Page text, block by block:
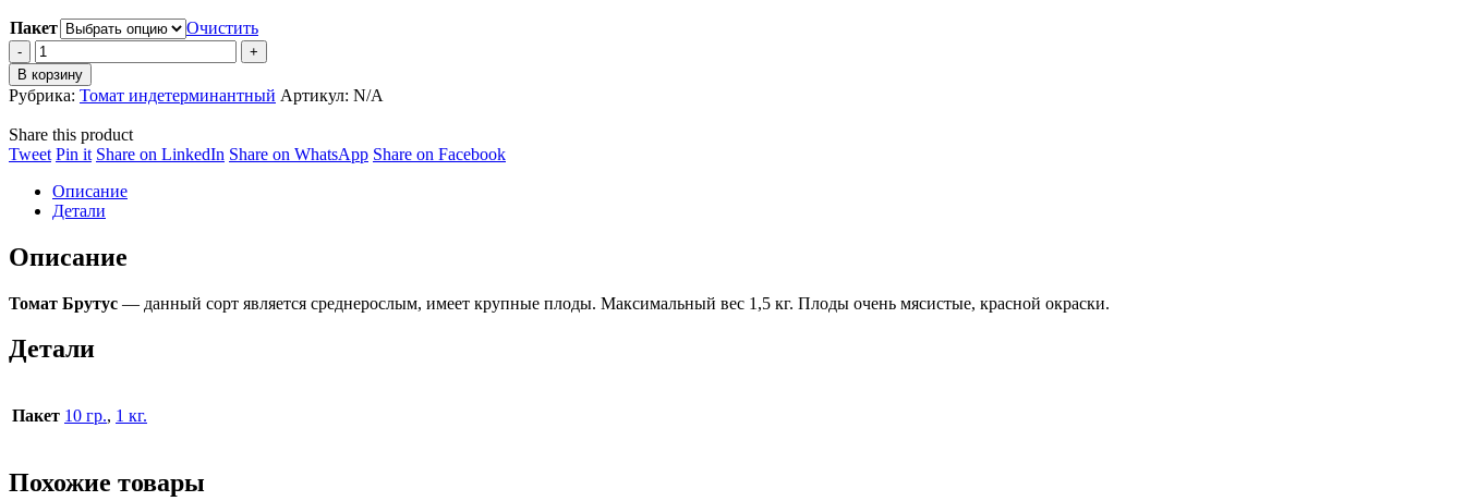
Пакет
Очистить
Томат
Брутус
quantity
В корзину
Рубрика: Томат индетерминантный Артикул: N/A
Share this product
TweetShare
Twitter
Pin itShare
Pinterest
Share on LinkedIn Share
Share on WhatsAppShare
Share on FacebookShare
Описание
Детали
Описание
Томат Брутус — данный сорт является среднерослым, имеет крупные плоды. Максимальный вес 1,5 кг. Плоды очень мясистые, красной окраски.
Детали
Пакет 10 гр., 1 кг.
Похожие товары